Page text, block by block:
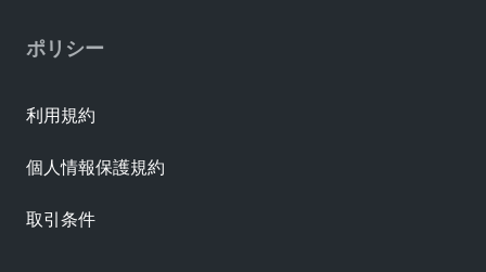
ポリシー
利用規約
個人情報保護規約
取引条件